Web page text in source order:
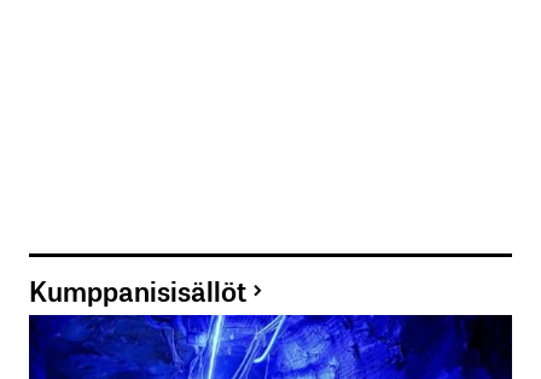
Kumppanisisällöt